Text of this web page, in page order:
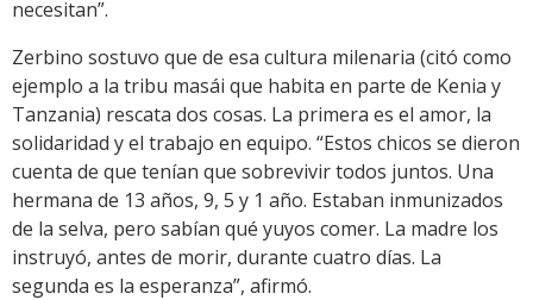
necesitan”.
Zerbino sostuvo que de esa cultura milenaria (citó como
ejemplo a la tribu masái que habita en parte de Kenia y
Tanzania) rescata dos cosas. La primera es el amor, la
solidaridad y el trabajo en equipo. “Estos chicos se dieron
cuenta de que tenían que sobrevivir todos juntos. Una
hermana de 13 años, 9, 5 y 1 año. Estaban inmunizados
de la selva, pero sabían qué yuyos comer. La madre los
instruyó, antes de morir, durante cuatro días. La
segunda es la esperanza”, afirmó.